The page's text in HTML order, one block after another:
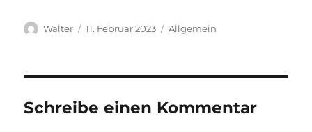
Autor
Walter
Veröffentlicht
11. Februar 2023 Kategorien
Allgemein
Schreibe einen Kommentar